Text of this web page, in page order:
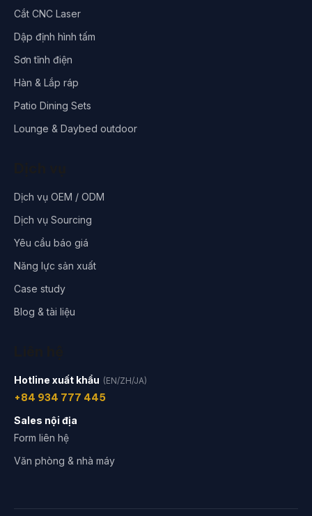
Cắt CNC Laser
Dập định hình tấm
Sơn tĩnh điện
Hàn & Lắp ráp
Patio Dining Sets
Lounge & Daybed outdoor
Dịch vụ OEM / ODM
Dịch vụ Sourcing
Yêu cầu báo giá
Năng lực sản xuất
Case study
Blog & tài liệu
Hotline xuất khẩu (EN/ZH/JA)
+84 934 777 445
Sales nội địa
Form liên hệ
Văn phòng & nhà máy